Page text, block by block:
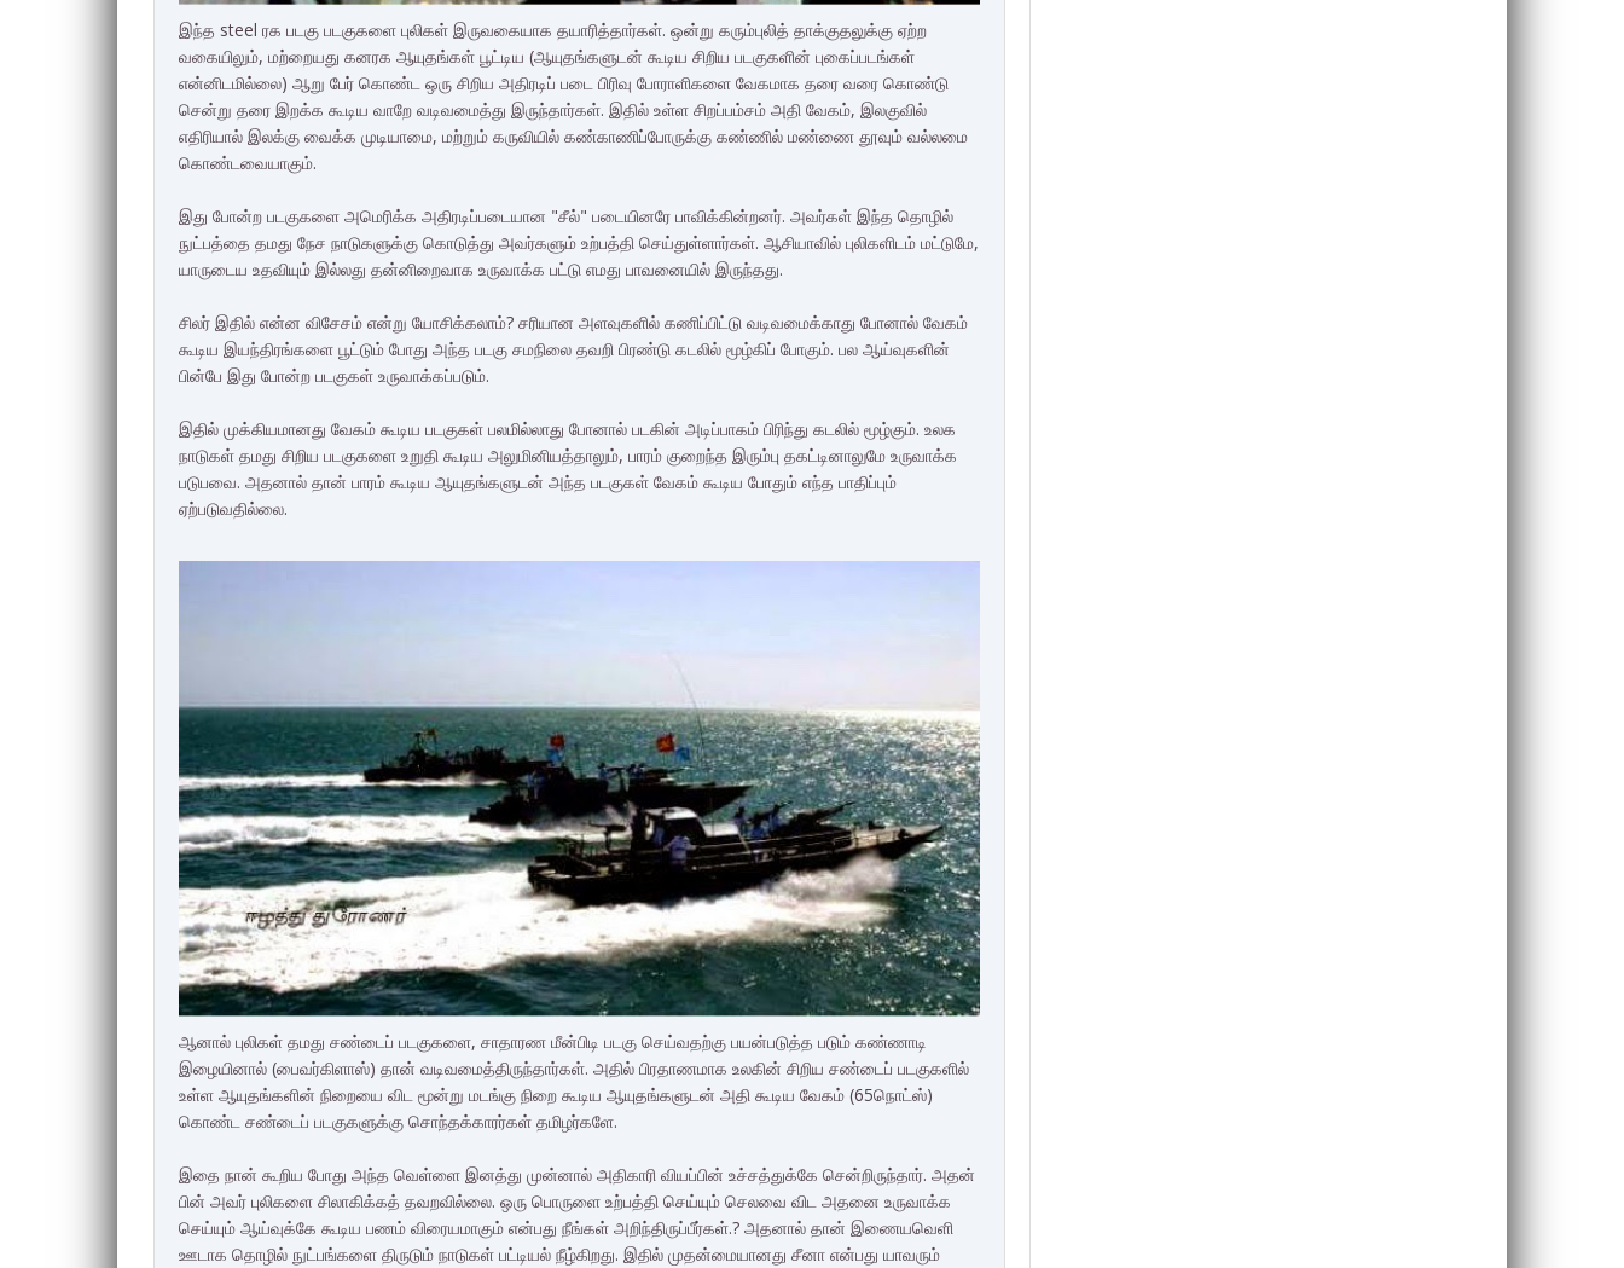
இந்த steel ரக படகு படகுகளை புலிகள் இருவகையாக தயாரித்தார்கள். ஒன்று கரும்புலித் தாக்குதலுக்கு ஏற்ற
வகையிலும், மற்றையது கனரக ஆயுதங்கள் பூட்டிய (ஆயுதங்களுடன் கூடிய சிறிய படகுகளின் புகைப்படங்கள்
என்னிடமில்லை) ஆறு பேர் கொண்ட ஒரு சிறிய அதிரடிப் படை பிரிவு போராளிகளை வேகமாக தரை வரை கொண்டு
சென்று தரை இறக்க கூடிய வாறே வடிவமைத்து இருந்தார்கள். இதில் உள்ள சிறப்பம்சம் அதி வேகம், இலகுவில்
எதிரியால் இலக்கு வைக்க முடியாமை, மற்றும் கருவியில் கண்காணிப்போருக்கு கண்ணில் மண்ணை தூவும் வல்லமை
கொண்டவையாகும்.
இது போன்ற படகுகளை அமெரிக்க அதிரடிப்படையான "சீல்" படையினரே பாவிக்கின்றனர். அவர்கள் இந்த தொழில்
நுட்பத்தை தமது நேச நாடுகளுக்கு கொடுத்து அவர்களும் உற்பத்தி செய்துள்ளார்கள். ஆசியாவில் புலிகளிடம் மட்டுமே,
யாருடைய உதவியும் இல்லது தன்னிறைவாக உருவாக்க பட்டு எமது பாவனையில் இருந்தது.
சிலர் இதில் என்ன விசேசம் என்று யோசிக்கலாம்? சரியான அளவுகளில் கணிப்பிட்டு வடிவமைக்காது போனால் வேகம்
கூடிய இயந்திரங்களை பூட்டும் போது அந்த படகு சமநிலை தவறி பிரண்டு கடலில் மூழ்கிப் போகும். பல ஆய்வுகளின்
பின்பே இது போன்ற படகுகள் உருவாக்கப்படும்.
இதில் முக்கியமானது வேகம் கூடிய படகுகள் பலமில்லாது போனால் படகின் அடிப்பாகம் பிரிந்து கடலில் மூழ்கும். உலக
நாடுகள் தமது சிறிய படகுகளை உறுதி கூடிய அலுமினியத்தாலும், பாரம் குறைந்த இரும்பு தகட்டினாலுமே உருவாக்க
படுபவை. அதனால் தான் பாரம் கூடிய ஆயுதங்களுடன் அந்த படகுகள் வேகம் கூடிய போதும் எந்த பாதிப்பும்
ஏற்படுவதில்லை.
ஆனால் புலிகள் தமது சண்டைப் படகுகளை, சாதாரண மீன்பிடி படகு செய்வதற்கு பயன்படுத்த படும் கண்ணாடி
இழையினால் (பைவர்கிளாஸ்) தான் வடிவமைத்திருந்தார்கள். அதில் பிரதாணமாக உலகின் சிறிய சண்டைப் படகுகளில்
உள்ள ஆயுதங்களின் நிறையை விட மூன்று மடங்கு நிறை கூடிய ஆயுதங்களுடன் அதி கூடிய வேகம் (65நொட்ஸ்)
கொண்ட சண்டைப் படகுகளுக்கு சொந்தக்காரர்கள் தமிழர்களே.
இதை நான் கூறிய போது அந்த வெள்ளை இனத்து முன்னால் அதிகாரி வியப்பின் உச்சத்துக்கே சென்றிருந்தார். அதன்
பின் அவர் புலிகளை சிலாகிக்கத் தவறவில்லை. ஒரு பொருளை உற்பத்தி செய்யும் செலவை விட அதனை உருவாக்க
செய்யும் ஆய்வுக்கே கூடிய பணம் விரையமாகும் என்பது நீங்கள் அறிந்திருப்பீர்கள்.? அதனால் தான் இணையவெளி
ஊடாக தொழில் நுட்பங்களை திருடும் நாடுகள் பட்டியல் நீழ்கிறது. இதில் முதன்மையானது சீனா என்பது யாவரும்